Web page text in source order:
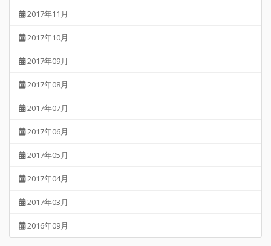
2017年11月
2017年10月
2017年09月
2017年08月
2017年07月
2017年06月
2017年05月
2017年04月
2017年03月
2016年09月